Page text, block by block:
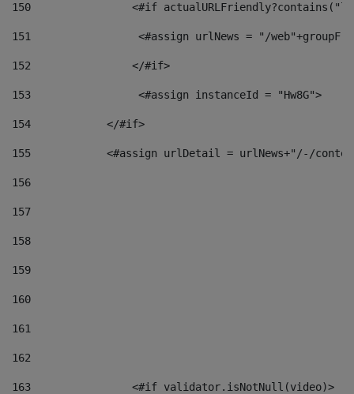
150
<#if
151
<#assign urlNews = "/
152
                </#if>
153
                 <#assign instanceId = "Hw8G">
154
            </#if>
155
<#assign urlDetail = urlNews+"/-/
156
157
158
159
160
161
162
163
                <#if validator.isNotNull(video)>